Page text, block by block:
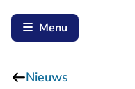
Menu
Nieuws